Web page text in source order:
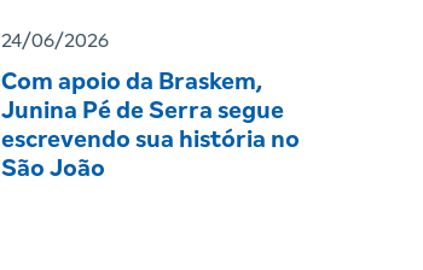
24/06/2026
Com apoio da Braskem,
Junina Pé de Serra segue
escrevendo sua história no
São João